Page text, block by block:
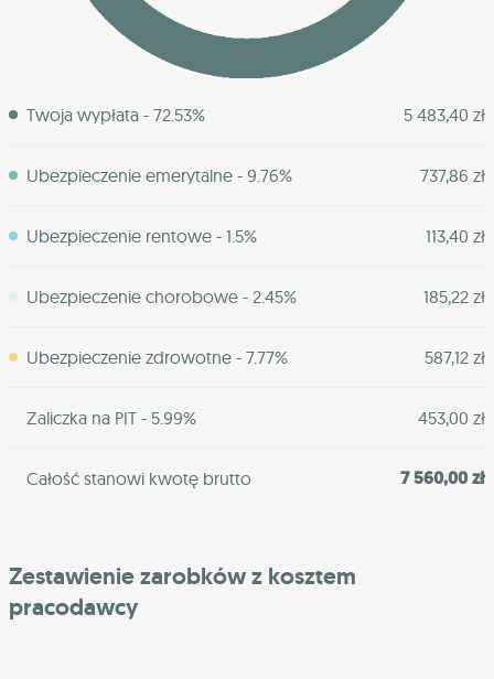
Twoja wypłata - 72.53% 5 483,40 zł
Ubezpieczenie emerytalne - 9.76% 737,86 zł
Ubezpieczenie rentowe - 1.5% 113,40 zł
Ubezpieczenie chorobowe - 2.45% 185,22 zł
Ubezpieczenie zdrowotne - 7.77% 587,12 zł
Zaliczka na PIT - 5.99% 453,00 zł
Całość stanowi kwotę brutto 7 560,00 zł
Zestawienie zarobków z kosztem
pracodawcy